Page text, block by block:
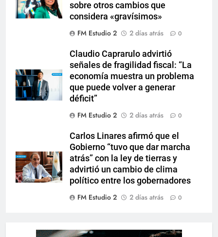
sobre otros cambios que
considera «gravísimos»
FM Estudio 2
2 días atrás 0
Claudio Caprarulo advirtió
señales de fragilidad fiscal: “La
economía muestra un problema
que puede volver a generar
déficit”
FM Estudio 2
2 días atrás 0
Carlos Linares afirmó que el
Gobierno “tuvo que dar marcha
atrás” con la ley de tierras y
advirtió un cambio de clima
político entre los gobernadores
FM Estudio 2
2 días atrás 0